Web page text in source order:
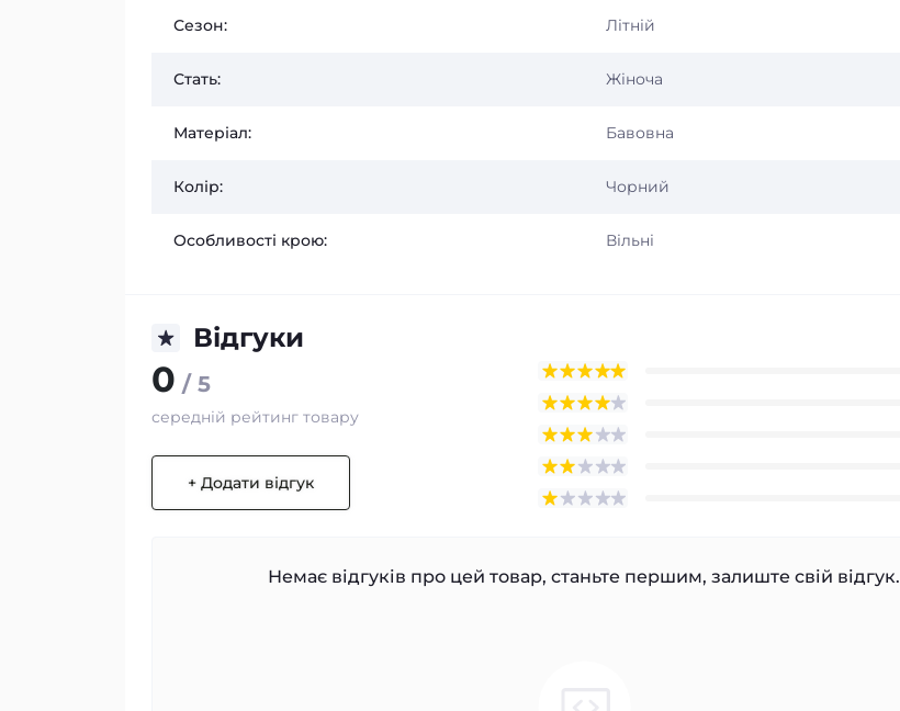
Сезон: Літній
Стать: Жіноча
Матеріал: Бавовна
Колір: Чорний
Особливості крою: Вільні
Відгуки
0 / 5
середній рейтинг товару
+ Додати відгук
Немає відгуків про цей товар, станьте першим, залиште свій відгук.